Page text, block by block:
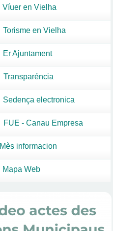
Víuer en Vielha
Torisme en Vielha
Er Ajuntament
Transparéncia
Sedença electronica
FUE - Canau Empresa
Mès informacion
Mapa Web